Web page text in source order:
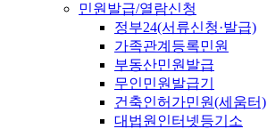
민원발급/열람신청
정부24(서류신청·발급)
가족관계등록민원
부동산민원발급
무인민원발급기
건축인허가민원(세움터)
대법원인터넷등기소